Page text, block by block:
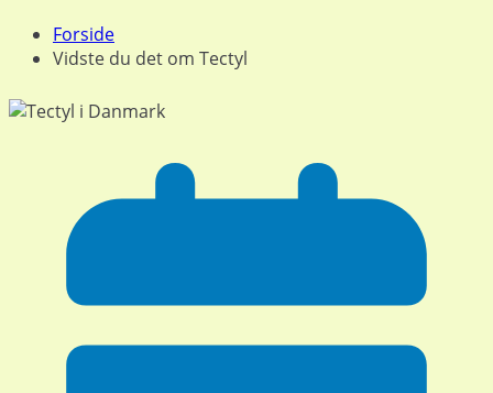
Forside
Vidste du det om Tectyl